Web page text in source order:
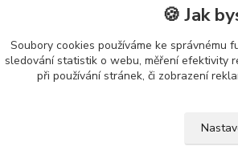
🍪 Jak
Soubory cookies používáme ke správnému
sledování statistik o webu, měření efektivity
při používání stránek, či zobrazení